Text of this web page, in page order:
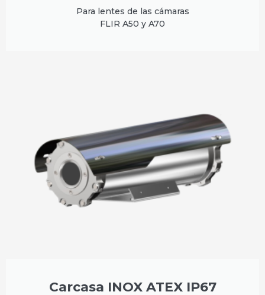
Para lentes de las cámaras
FLIR A50 y A70
Carcasa INOX ATEX IP67